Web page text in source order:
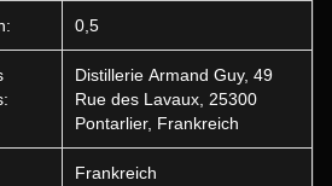
0,5
Distillerie Armand Guy, 49
Rue des Lavaux, 25300
Pontarlier, Frankreich
Frankreich